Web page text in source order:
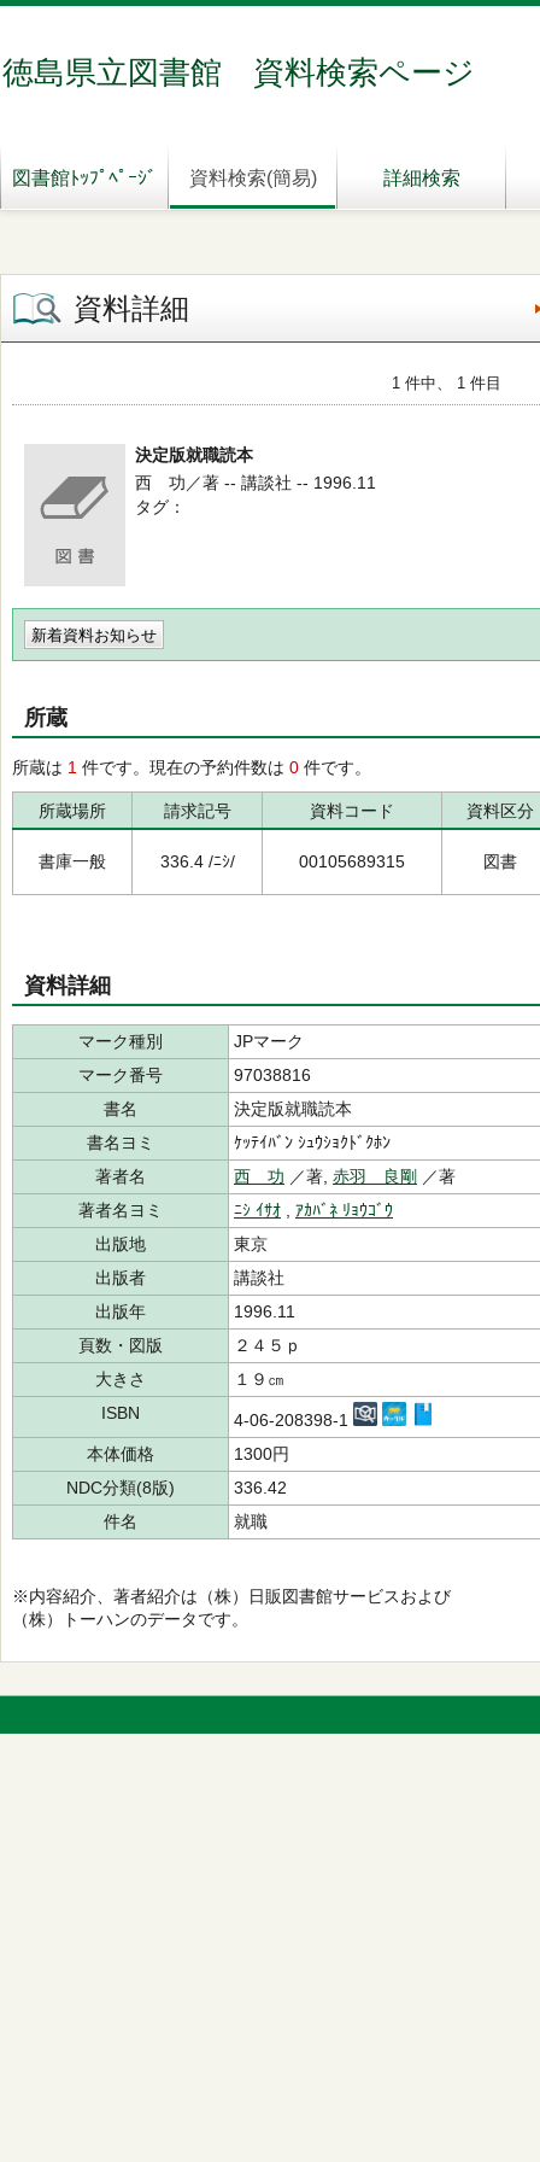
徳島県立図書館 資料検索ページ
図書館ﾄｯﾌﾟﾍﾟｰｼﾞ 資料検索(簡易) 詳細検索
資料詳細
1 件中、 1 件目
決定版就職読本
西 功／著 -- 講談社 -- 1996.11
タグ
新着資料お知らせ
所蔵
所蔵は 1 件です。現在の予約件数は 0 件です。
所蔵場所 請求記号 資料コード 資料区分
書庫一般 336.4 /ﾆｼ/ 00105689315 図書
資料詳細
マーク種別
JPマーク
マーク番号
97038816
書名
決定版就職読本
書名ヨミ
ｹｯﾃｲﾊﾞﾝ ｼｭｳｼｮｸﾄﾞｸﾎﾝ
著者名
西 功 ／著, 赤羽 良剛
／著
著者名ヨミ
ﾆｼ ｲｻｵ
ｱｶﾊﾞﾈ ﾘｮｳｺﾞｳ
出版地
東京
出版者
講談社
出版年
1996.11
頁数・図版
２４５ｐ
大きさ
１９㎝
ISBN
4-06-208398-1
本体価格
1300円
NDC分類(8版)
336.42
件名
就職
※内容紹介、著者紹介は（株）日販図書館サービスおよび
（株）トーハンのデータです。